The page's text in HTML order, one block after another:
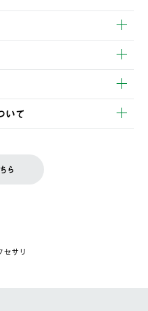
だけます。
に商品を発送いたします。
曜日以降のご注文は週明け
客様ご負担とさせていただ
希望商品を再注文してくだ
いて
イページ内 購入履歴画面に
ら
セサリ